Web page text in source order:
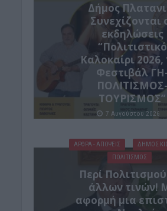
Δήμος
Συνεχίζονται
εκδηλώσεις
“Πολιτιστικό
Καλοκαίρι 2026,
Φεστιβάλ ΓΗ-
ΠΟΛΙΤΙΣΜΟΣ-
ΤΟΥΡΙΣΜΟΣ”
7 Αυγούστου 2026
ΑΡΘΡΑ - ΑΠΟΨΕΙΣ
ΔΉΜΟΣ
ΠΟΛΙΤΙΣΜΟΣ
Περί
άλλων τινών!
αφορμή μια